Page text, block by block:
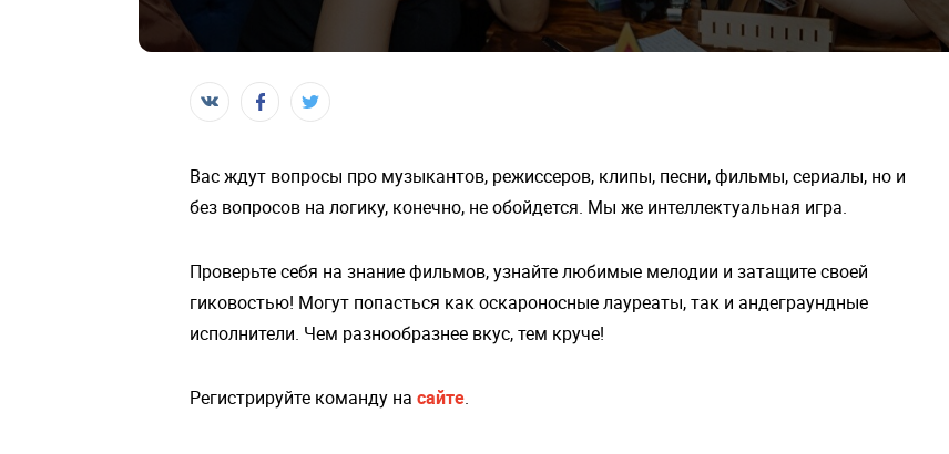
Вас ждут вопросы про музыкантов, режиссеров, клипы, песни, фильмы, сериалы, но и
без вопросов на логику, конечно, не обойдется. Мы же интеллектуальная игра.
Проверьте себя на знание фильмов, узнайте любимые мелодии и затащите своей
гиковостью! Могут попасться как оскароносные лауреаты, так и андеграундные
исполнители. Чем разнообразнее вкус, тем круче!
Регистрируйте команду на сайте.